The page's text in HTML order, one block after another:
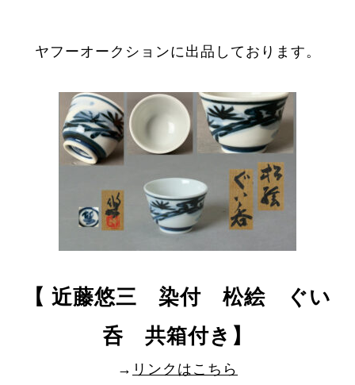
ヤフーオークションに出品しております。
【 近藤悠三 染付 松絵 ぐい
呑 共箱付き】
→ リンクはこちら